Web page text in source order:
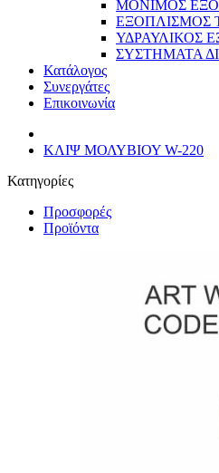
ΜΟΝΙΜΟΣ
ΕΞΟΠΛΙΣΜΟΣ
ΥΔΡΑΥΛΙΚΟΣ
ΣΥΣΤΗΜΑΤΑ
Κατάλογος
Συνεργάτες
Επικοινωνία
ΚΛΙΨ ΜΟΛΥΒΙΟΥ W-220
Κατηγορίες
Προσφορές
Προϊόντα